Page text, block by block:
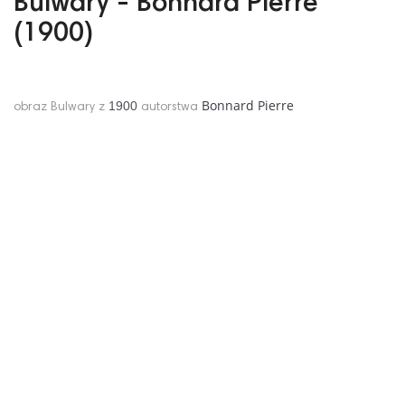
(1900)
obraz Bulwary z 1900 autorstwa Bonnard Pierre